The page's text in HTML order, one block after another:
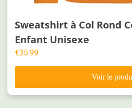
Sweatshirt à Col Rond
Enfant Unisexe
€35.99